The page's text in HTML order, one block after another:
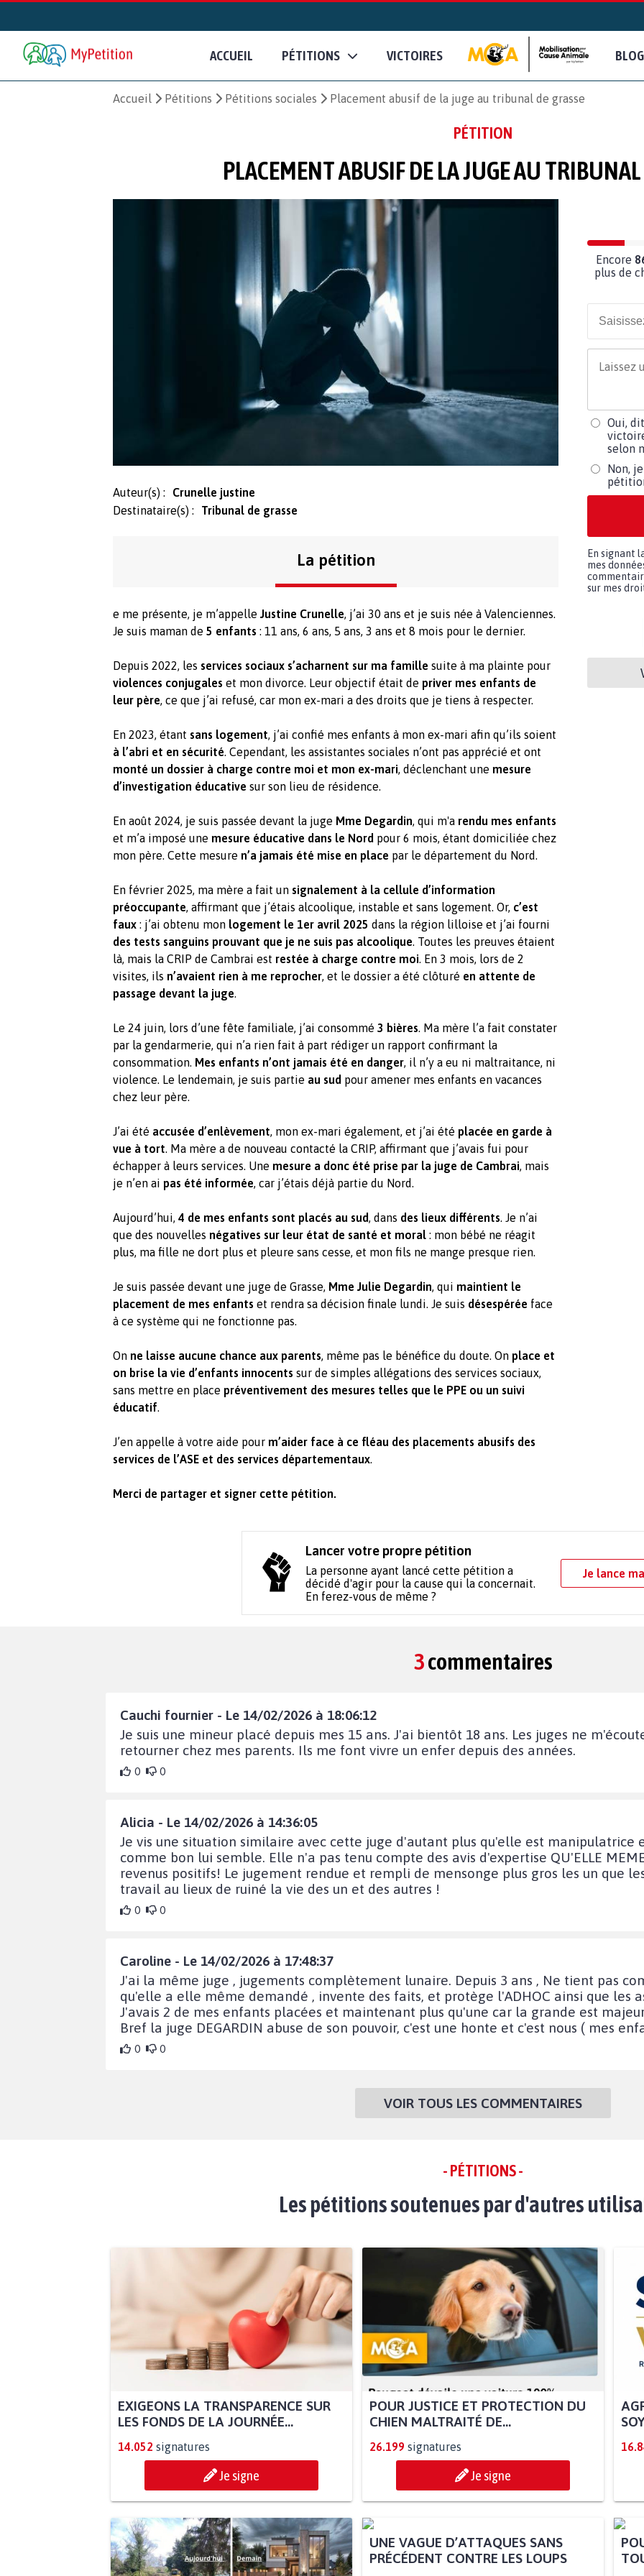
ACCUEIL PÉTITIONS VICTOIRES BLOG
Accueil Pétitions Pétitions sociales Placement abusif de la juge au tribunal de grasse
PÉTITION
PLACEMENT ABUSIF DE LA JUGE AU TRIBUNAL
Auteur(s) :
Crunelle justine
Destinataire(s) :
Tribunal de grasse
La pétition
e me présente, je m’appelle Justine Crunelle, j’ai 30 ans et je suis née à Valenciennes.
Je suis maman de 5 enfants : 11 ans, 6 ans, 5 ans, 3 ans et 8 mois pour le dernier.
Depuis 2022, les services sociaux s’acharnent sur ma famille suite à ma plainte pour
violences conjugales et mon divorce. Leur objectif était de priver mes enfants de
leur père, ce que j’ai refusé, car mon ex-mari a des droits que je tiens à respecter.
En 2023, étant sans logement, j’ai confié mes enfants à mon ex-mari afin qu’ils soient
à l’abri et en sécurité. Cependant, les assistantes sociales n’ont pas apprécié et ont
monté un dossier à charge contre moi et mon ex-mari, déclenchant une mesure
d’investigation éducative sur son lieu de résidence.
En août 2024, je suis passée devant la juge Mme Degardin, qui m'a rendu mes enfants
et m’a imposé une mesure éducative dans le Nord pour 6 mois, étant domiciliée chez
mon père. Cette mesure n’a jamais été mise en place par le département du Nord.
En février 2025, ma mère a fait un signalement à la cellule d’information
préoccupante, affirmant que j’étais alcoolique, instable et sans logement. Or, c’est
faux : j’ai obtenu mon logement le 1er avril 2025 dans la région lilloise et j’ai fourni
des tests sanguins prouvant que je ne suis pas alcoolique. Toutes les preuves étaient
là, mais la CRIP de Cambrai est restée à charge contre moi. En 3 mois, lors de 2
visites, ils n’avaient rien à me reprocher, et le dossier a été clôturé en attente de
passage devant la juge.
Le 24 juin, lors d’une fête familiale, j’ai consommé 3 bières. Ma mère l’a fait constater
par la gendarmerie, qui n’a rien fait à part rédiger un rapport confirmant la
consommation. Mes enfants n’ont jamais été en danger, il n’y a eu ni maltraitance, ni
violence. Le lendemain, je suis partie au sud pour amener mes enfants en vacances
chez leur père.
J’ai été accusée d’enlèvement, mon ex-mari également, et j’ai été placée en garde à
vue à tort. Ma mère a de nouveau contacté la CRIP, affirmant que j’avais fui pour
échapper à leurs services. Une mesure a donc été prise par la juge de Cambrai, mais
je n’en ai pas été informée, car j’étais déjà partie du Nord.
Aujourd’hui, 4 de mes enfants sont placés au sud, dans des lieux différents. Je n’ai
que des nouvelles négatives sur leur état de santé et moral : mon bébé ne réagit
plus, ma fille ne dort plus et pleure sans cesse, et mon fils ne mange presque rien.
Je suis passée devant une juge de Grasse, Mme Julie Degardin, qui maintient le
placement de mes enfants et rendra sa décision finale lundi. Je suis désespérée face
à ce système qui ne fonctionne pas.
On ne laisse aucune chance aux parents, même pas le bénéfice du doute. On place et
on brise la vie d’enfants innocents sur de simples allégations des services sociaux,
sans mettre en place préventivement des mesures telles que le PPE ou un suivi
éducatif.
J’en appelle à votre aide pour m’aider face à ce fléau des placements abusifs des
services de l’ASE et des services départementaux.
Merci de partager et signer cette pétition.
Encore
plus de
Oui,
selon
Non,
En signant
mes
sur mes
Lancer votre propre pétition
La personne ayant lancé cette pétition a
décidé d'agir pour la cause qui la concernait.
En ferez-vous de même ?
Je lance
3commentaires
Cauchi fournier - Le 14/02/2026 à 18:06:12
Je suis une mineur placé depuis mes 15 ans. J'ai bientôt 18 ans. Les juges ne
retourner chez mes parents. Ils me font vivre un enfer depuis des années.
0 0
Alicia - Le 14/02/2026 à 14:36:05
Je vis une situation similaire avec cette juge d'autant plus qu'elle est manipulatrice
comme bon lui semble. Elle n'a pas tenu compte des avis d'expertise QU'ELLE
revenus positifs! Le jugement rendue et rempli de mensonge plus gros les un que
travail au lieux de ruiné la vie des un et des autres !
0 0
Caroline - Le 14/02/2026 à 17:48:37
J'ai la même juge , jugements complètement lunaire. Depuis 3 ans , Ne tient pas
qu'elle a elle même demandé , invente des faits, et protège l'ADHOC ainsi que les
J'avais 2 de mes enfants placées et maintenant plus qu'une car la grande est
Bref la juge DEGARDIN abuse de son pouvoir, c'est une honte et c'est nous ( mes
0 0
VOIR TOUS LES COMMENTAIRES
- PÉTITIONS -
Les pétitions soutenues par d'autres
EXIGEONS LA TRANSPARENCE SUR
LES FONDS DE LA JOURNÉE...
14.052 signatures
Je signe
POUR JUSTICE ET PROTECTION DU
CHIEN MALTRAITÉ DE...
26.199 signatures
Je signe
UNE VAGUE D’ATTAQUES SANS
PRÉCÉDENT CONTRE LES LOUPS